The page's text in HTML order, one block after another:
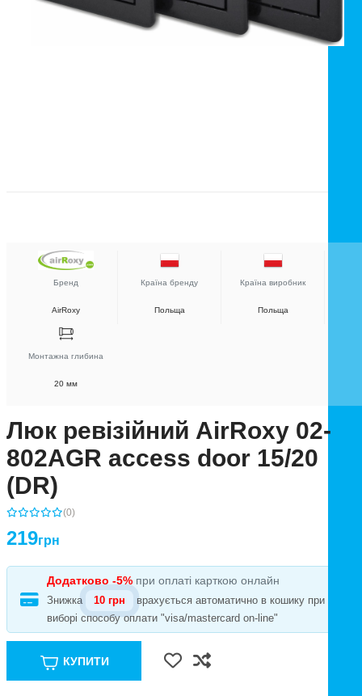
Бренд
AirRoxy
Країна бренду
Польща
Країна виробник
Польща
Монтажна глибина
20 мм
Люк ревізійний AirRoxy 02-
802AGR access door 15/20
(DR)
(0)
219грн
Додатково -5% при оплаті карткою онлайн
Знижка 10 грн
врахується автоматично в кошику при
виборі способу оплати "visa/mastercard on-line"
КУПИТИ